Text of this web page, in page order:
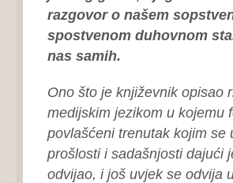
razgovor o našem
spostvenom duhovnom
nas samih.
Ono što je književnik opisao
medijskim jezikom u kojemu
povlašćeni trenutak kojim se
prošlosti i sadašnjosti dajući
odvijao, i još uvjek se odvija